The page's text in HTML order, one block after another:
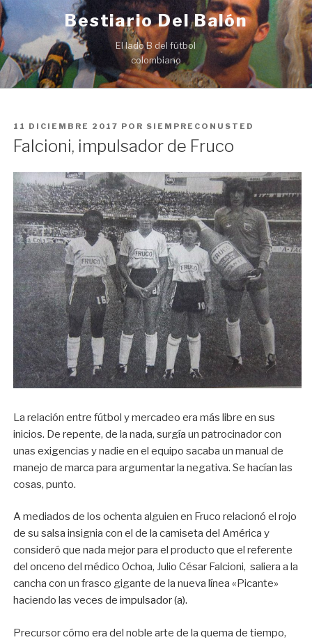
Ir
al
contenido
Bestiario Del Balón
El lado B del fútbol
colombiano
PUBLICADO
EN
11 DICIEMBRE 2017 POR SIEMPRECONUSTED
Falcioni, impulsador de Fruco
La relación entre fútbol y mercadeo era más libre en sus
inicios. De repente, de la nada, surgía un patrocinador con
unas exigencias y nadie en el equipo sacaba un manual de
manejo de marca para argumentar la negativa. Se hacían las
cosas, punto.
A mediados de los ochenta alguien en Fruco relacionó el rojo
de su salsa insignia con el de la camiseta del América y
consideró que nada mejor para el producto que el referente
del onceno del médico Ochoa, Julio César Falcioni, saliera a la
cancha con un frasco gigante de la nueva línea «Picante»
haciendo las veces deimpulsador (a).
Precursor cómo era del noble arte de la quema de tiempo,